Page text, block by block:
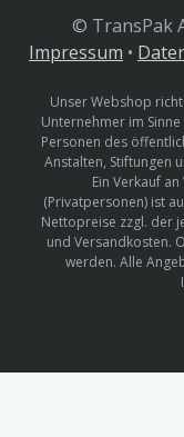
© TransPak
Impressum •
Unser Webshop
Unternehmer im
Personen des
Anstalten, Stiftungen
Ein Verkauf
(Privatpersonen) ist
Nettopreise zzgl. der
und Versandkosten.
werden. Alle